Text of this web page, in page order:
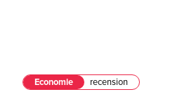
Economie recension